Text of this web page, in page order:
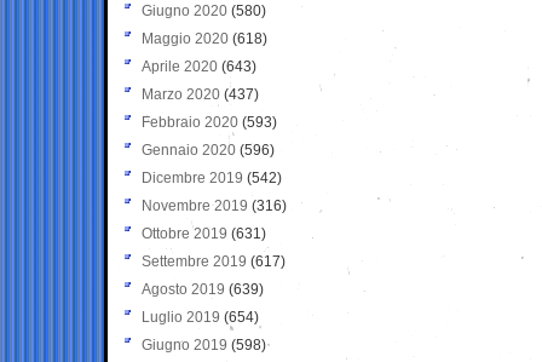
Giugno 2020 (580)
Maggio 2020 (618)
Aprile 2020 (643)
Marzo 2020 (437)
Febbraio 2020 (593)
Gennaio 2020 (596)
Dicembre 2019 (542)
Novembre 2019 (316)
Ottobre 2019 (631)
Settembre 2019 (617)
Agosto 2019 (639)
Luglio 2019 (654)
Giugno 2019 (598)